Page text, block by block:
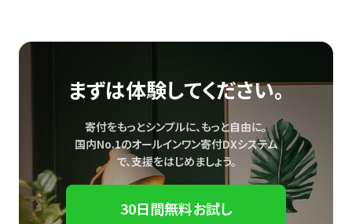
まずは体験してください。
寄付をもっとシンプルに、もっと自由に。
国内No.1のオールインワン寄付DXシステム
で、支援をはじめましょう。
30日間無料お試し